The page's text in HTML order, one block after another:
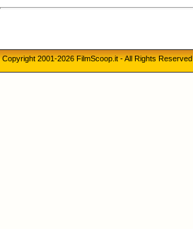
Copyright 2001-2026 FilmScoop.it - All Rights Reserved